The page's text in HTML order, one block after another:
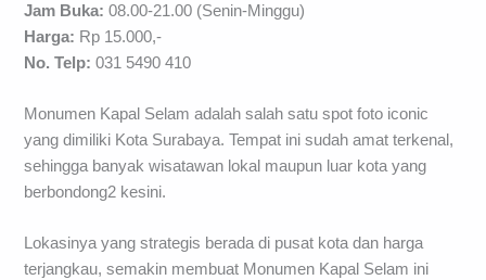
Jam Buka: 08.00-21.00 (Senin-Minggu)
Harga: Rp 15.000,-
No. Telp: 031 5490 410
Monumen Kapal Selam adalah salah satu spot foto iconic
yang dimiliki Kota Surabaya. Tempat ini sudah amat terkenal,
sehingga banyak wisatawan lokal maupun luar kota yang
berbondong2 kesini.
Lokasinya yang strategis berada di pusat kota dan harga
terjangkau, semakin membuat Monumen Kapal Selam ini